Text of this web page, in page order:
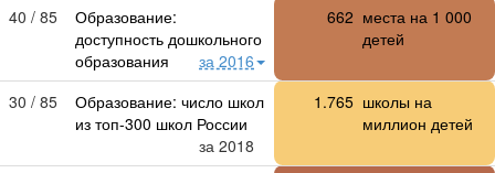
40 / 85
Образование:
доступность дошкольного
образования
за 2016
662 места на 1 000
детей
30 / 85
Образование: число школ
из топ-300 школ России
за 2018
1.765 школы на
миллион детей